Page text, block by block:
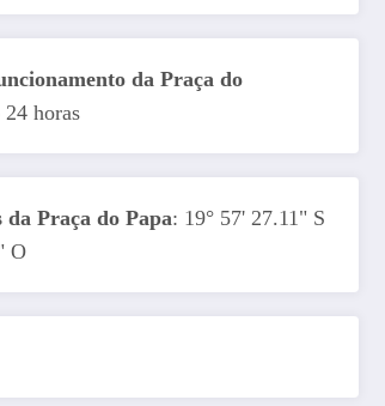
da Praça do
horas
da Praça do Papa: 19° 57' 27.11" S
O